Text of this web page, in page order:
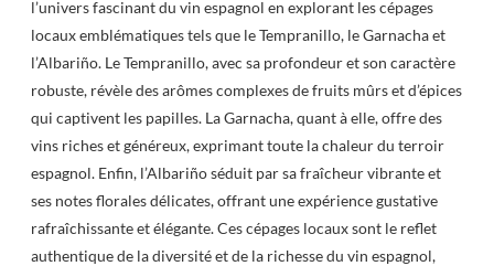
l’univers fascinant du vin espagnol en explorant les cépages
locaux emblématiques tels que le Tempranillo, le Garnacha et
l’Albariño. Le Tempranillo, avec sa profondeur et son caractère
robuste, révèle des arômes complexes de fruits mûrs et d’épices
qui captivent les papilles. La Garnacha, quant à elle, offre des
vins riches et généreux, exprimant toute la chaleur du terroir
espagnol. Enfin, l’Albariño séduit par sa fraîcheur vibrante et
ses notes florales délicates, offrant une expérience gustative
rafraîchissante et élégante. Ces cépages locaux sont le reflet
authentique de la diversité et de la richesse du vin espagnol,